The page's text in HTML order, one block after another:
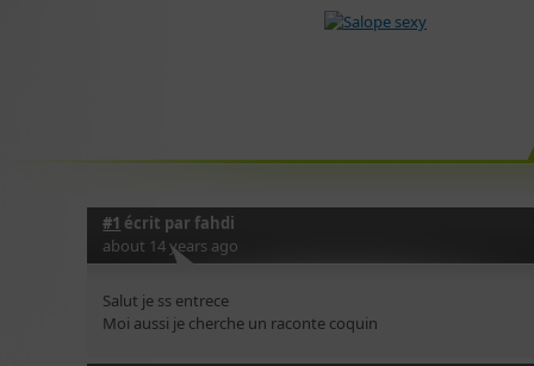
#1 écrit par fahdi
about 14 years ago
Salut je ss entrece
Moi aussi je cherche un raconte coquin